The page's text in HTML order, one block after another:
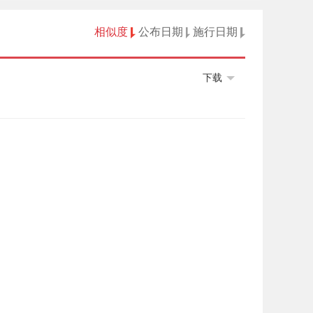
相似度 公布日期 施行日期
下载